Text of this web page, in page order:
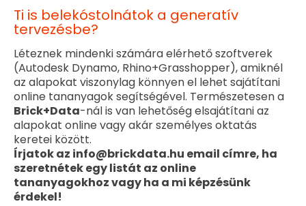
Ti is belekóstolnátok a generatív
tervezésbe?
Léteznek mindenki számára elérhető szoftverek
(Autodesk Dynamo, Rhino+Grasshopper), amiknél
az alapokat viszonylag könnyen el lehet sajátítani
online tananyagok segítségével. Természetesen a
Brick+Data-nál is van lehetőség elsajátítani az
alapokat online vagy akár személyes oktatás
keretei között.
Írjatok az info@brickdata.hu email címre, ha
szeretnétek egy listát az online
tananyagokhoz vagy ha a mi képzésünk
érdekel!